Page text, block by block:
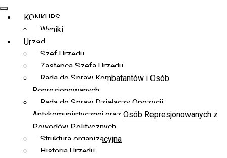
KONKURS
Wyniki
Urząd
Szef Urzędu
Zastępca Szefa Urzędu
Rada do Spraw Kombatantów i Osób
Represjonowanych
Rada do Spraw Działaczy Opozycji
Antykomunistycznej oraz Osób Represjonowanych z
Powodów Politycznych
Struktura organizacyjna
Historia Urzędu